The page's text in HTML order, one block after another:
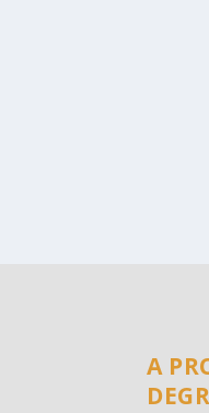
A